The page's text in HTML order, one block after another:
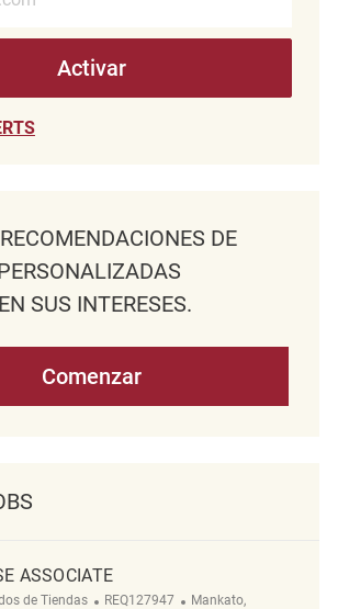
Activar
DE
SUS INTERESES.
Comenzar
ASSOCIATE
de Tiendas ReqId
REQ127947 Ubicación
Mankato,